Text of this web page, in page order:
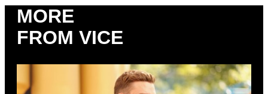
MORE
FROM VICE